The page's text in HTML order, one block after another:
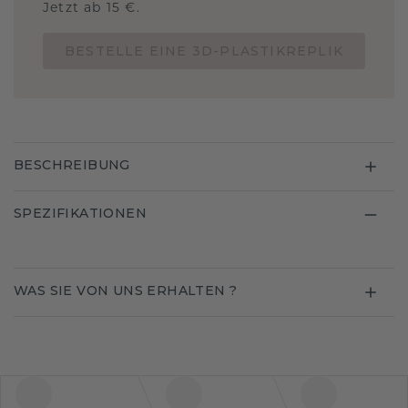
Jetzt ab 15 €.
BESCHREIBUNG
SPEZIFIKATIONEN
WAS SIE VON UNS ERHALTEN ?